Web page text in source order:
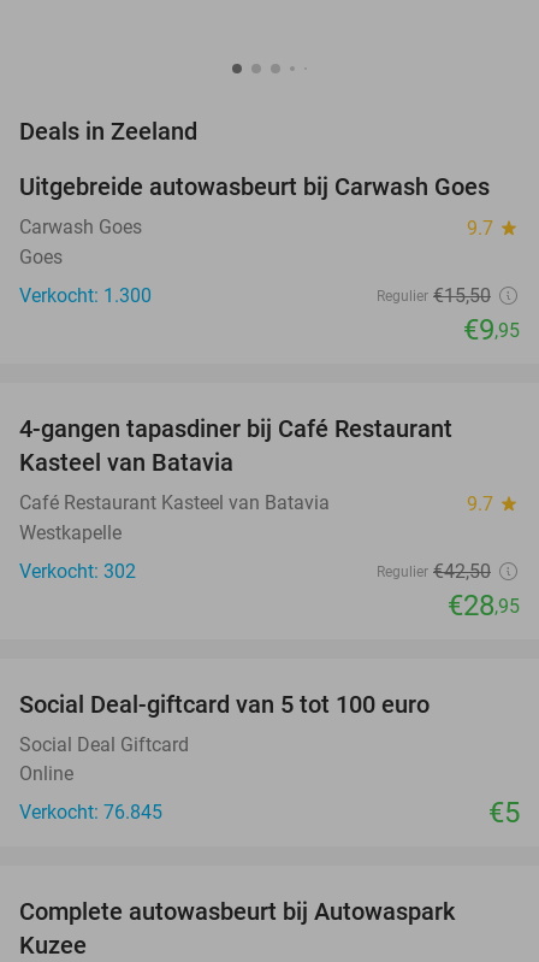
Deals in Zeeland
36%
Uitgebreide autowasbeurt bij Carwash Goes
Carwash Goes 9.7 star
Goes
Verkocht: 1.300
Regulier €15,50
€9,95
4-gangen tapasdiner bij Café Restaurant
Kasteel van Batavia
Café Restaurant Kasteel van Batavia 9.7 star
Westkapelle
Verkocht: 302
Regulier €42,50
€28,95
Social Deal-giftcard van 5 tot 100 euro
Social Deal Giftcard
Online
Verkocht: 76.845
€5
Complete autowasbeurt bij Autowaspark
Kuzee